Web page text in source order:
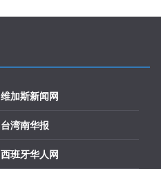
维加斯新闻网
台湾南华报
西班牙华人网